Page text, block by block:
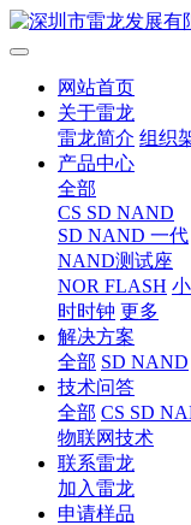
网站首页
关于雷龙
雷龙简介 组织
产品中心
全部
CS SD NAND
SD NAND 一代
NAND测试座
NOR FLASH
时时钟 更多
解决方案
全部 SD NAND
技术问答
全部 CS SD
物联网技术
联系雷龙
加入雷龙
申请样品